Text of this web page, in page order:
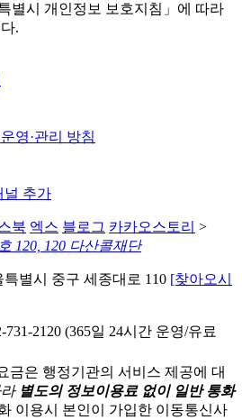
별시 개인정보 보호지침」에 따라
.
영·관리 방침
널 추가
북 엑스 블로그 카카오스토리 >
120, 120 다산콜재단
별시 중구 세종대로 110 [찾아오시
2120 (365일 24시간 운영/유료
금은 행정기관의 서비스 제공에 대
별도의 정보이용료 없이 일반 통화
이용시 본인이 가입한 이동통신사